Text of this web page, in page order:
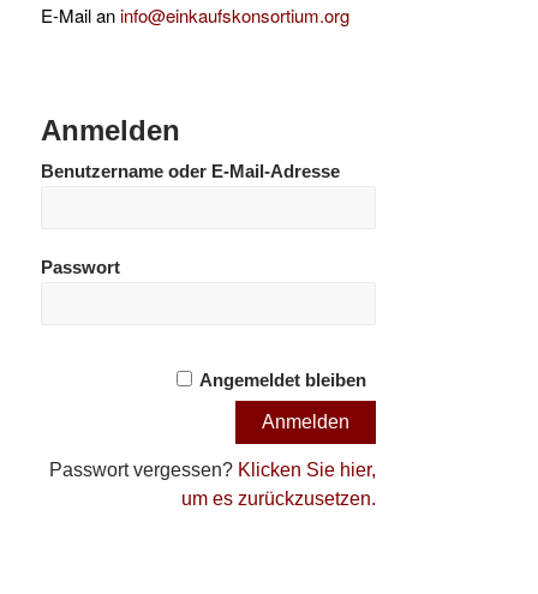
E-Mail aninfo@einkaufskonsortium.org
Anmelden
Benutzername oder E-Mail-Adresse
Passwort
Angemeldet bleiben
Passwort vergessen? Klicken Sie hier,
um es zurückzusetzen.